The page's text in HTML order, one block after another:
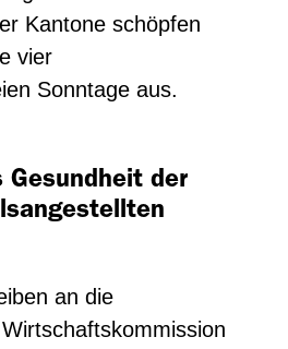
Kantone schöpfen
vier
Sonntage aus.
der
an die